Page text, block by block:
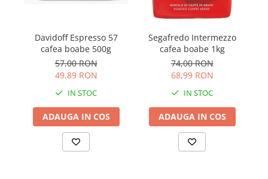
Davidoff Espresso 57
cafea boabe 500g
57,00 RON
49,89 RON
IN STOC
ADAUGA IN COS
Segafredo Intermezzo
cafea boabe 1kg
74,00 RON
68,99 RON
IN STOC
ADAUGA IN COS